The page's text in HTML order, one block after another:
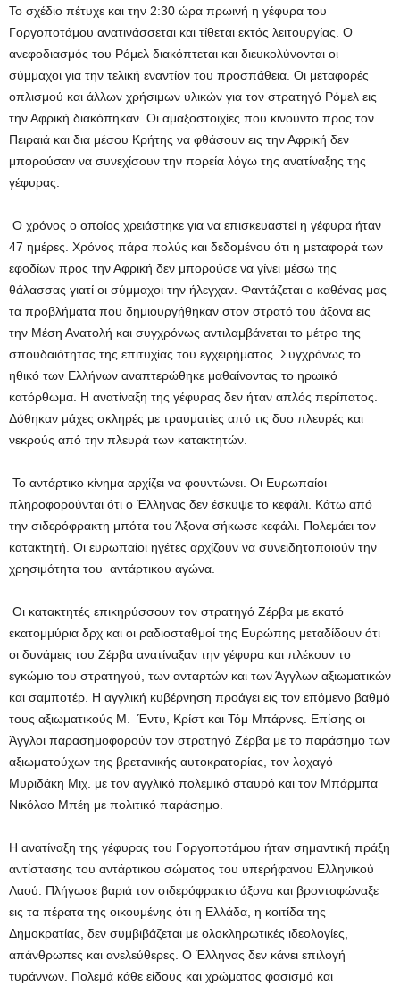
Το σχέδιο πέτυχε και την 2:30 ώρα πρωινή η γέφυρα του
Γοργοποτάμου ανατινάσσεται και τίθεται εκτός λειτουργίας. Ο
ανεφοδιασμός του Ρόμελ διακόπτεται και διευκολύνονται οι
σύμμαχοι για την τελική εναντίον του προσπάθεια. Οι μεταφορές
οπλισμού και άλλων χρήσιμων υλικών για τον στρατηγό Ρόμελ εις
την Αφρική διακόπηκαν. Οι αμαξοστοιχίες που κινούντο προς τον
Πειραιά και δια μέσου Κρήτης να φθάσουν εις την Αφρική δεν
μπορούσαν να συνεχίσουν την πορεία λόγω της ανατίναξης της
γέφυρας.
Ο χρόνος ο οποίος χρειάστηκε για να επισκευαστεί η γέφυρα ήταν
47 ημέρες. Χρόνος πάρα πολύς και δεδομένου ότι η μεταφορά των
εφοδίων προς την Αφρική δεν μπορούσε να γίνει μέσω της
θάλασσας γιατί οι σύμμαχοι την ήλεγχαν. Φαντάζεται ο καθένας μας
τα προβλήματα που δημιουργήθηκαν στον στρατό του άξονα εις
την Μέση Ανατολή και συγχρόνως αντιλαμβάνεται το μέτρο της
σπουδαιότητας της επιτυχίας του εγχειρήματος. Συγχρόνως το
ηθικό των Ελλήνων αναπτερώθηκε μαθαίνοντας το ηρωικό
κατόρθωμα. Η ανατίναξη της γέφυρας δεν ήταν απλός περίπατος.
Δόθηκαν μάχες σκληρές με τραυματίες από τις δυο πλευρές και
νεκρούς από την πλευρά των κατακτητών.
Το αντάρτικο κίνημα αρχίζει να φουντώνει. Οι Ευρωπαίοι
πληροφορούνται ότι ο Έλληνας δεν έσκυψε το κεφάλι. Κάτω από
την σιδερόφρακτη μπότα του Άξονα σήκωσε κεφάλι. Πολεμάει τον
κατακτητή. Οι ευρωπαίοι ηγέτες αρχίζουν να συνειδητοποιούν την
χρησιμότητα του αντάρτικου αγώνα.
Οι κατακτητές επικηρύσσουν τον στρατηγό Ζέρβα με εκατό
εκατομμύρια δρχ και οι ραδιοσταθμοί της Ευρώπης μεταδίδουν ότι
οι δυνάμεις του Ζέρβα ανατίναξαν την γέφυρα και πλέκουν το
εγκώμιο του στρατηγού, των ανταρτών και των Άγγλων αξιωματικών
και σαμποτέρ. Η αγγλική κυβέρνηση προάγει εις τον επόμενο βαθμό
τους αξιωματικούς Μ. Έντυ, Κρίστ και Τόμ Μπάρνες. Επίσης οι
Άγγλοι παρασημοφορούν τον στρατηγό Ζέρβα με το παράσημο των
αξιωματούχων της βρετανικής αυτοκρατορίας, τον λοχαγό
Μυριδάκη Μιχ. με τον αγγλικό πολεμικό σταυρό και τον Μπάρμπα
Νικόλαο Μπέη με πολιτικό παράσημο.
Η ανατίναξη της γέφυρας του Γοργοποτάμου ήταν σημαντική πράξη
αντίστασης του αντάρτικου σώματος του υπερήφανου Ελληνικού
Λαού. Πλήγωσε βαριά τον σιδερόφρακτο άξονα και βροντοφώναξε
εις τα πέρατα της οικουμένης ότι η Ελλάδα, η κοιτίδα της
Δημοκρατίας, δεν συμβιβάζεται με ολοκληρωτικές ιδεολογίες,
απάνθρωπες και ανελεύθερες. Ο Έλληνας δεν κάνει επιλογή
τυράννων. Πολεμά κάθε είδους και χρώματος φασισμό και